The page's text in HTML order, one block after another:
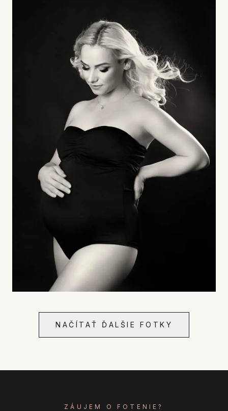
NAČÍTAŤ ĎALŠIE FOTKY
ZÁUJEM O FOTENIE?